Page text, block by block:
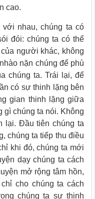
cao.
nhau, chúng ta có
đói: chúng ta có thể
người khác, không
nặn chúng để phù
chúng ta. Trái lại, để
có sự thinh lặng bên
gian thinh lặng giữa
gì chúng ta nói. Không
lại. Đầu tiên chúng ta
chúng ta tiếp thu điều
khi đó, chúng ta mới
dạy chúng ta cách
mở rộng tâm hồn,
cho chúng ta cách
chúng ta sự thinh